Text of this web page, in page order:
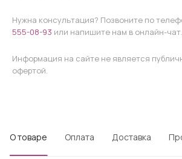
Нужна консультация? Позвоните по
555-08-93 или напишите нам в онлайн-чат.
Информация на сайте не является
офертой.
О товаре Оплата Доставка